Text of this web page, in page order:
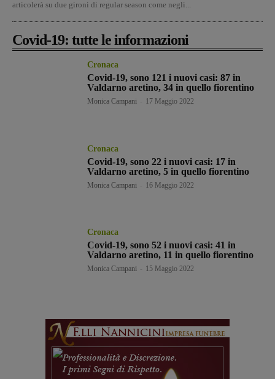
articolerà su due gironi di regular season come negli...
Covid-19: tutte le informazioni
Cronaca
Covid-19, sono 121 i nuovi casi: 87 in
Valdarno aretino, 34 in quello fiorentino
Monica Campani 17 Maggio 2022
Cronaca
Covid-19, sono 22 i nuovi casi: 17 in
Valdarno aretino, 5 in quello fiorentino
Monica Campani 16 Maggio 2022
Cronaca
Covid-19, sono 52 i nuovi casi: 41 in
Valdarno aretino, 11 in quello fiorentino
Monica Campani 15 Maggio 2022